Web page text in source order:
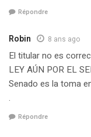
Répondre
Robin 8 ans ago
El titular no es
LEY AÚN POR EL
Senado es la toma
.
Répondre